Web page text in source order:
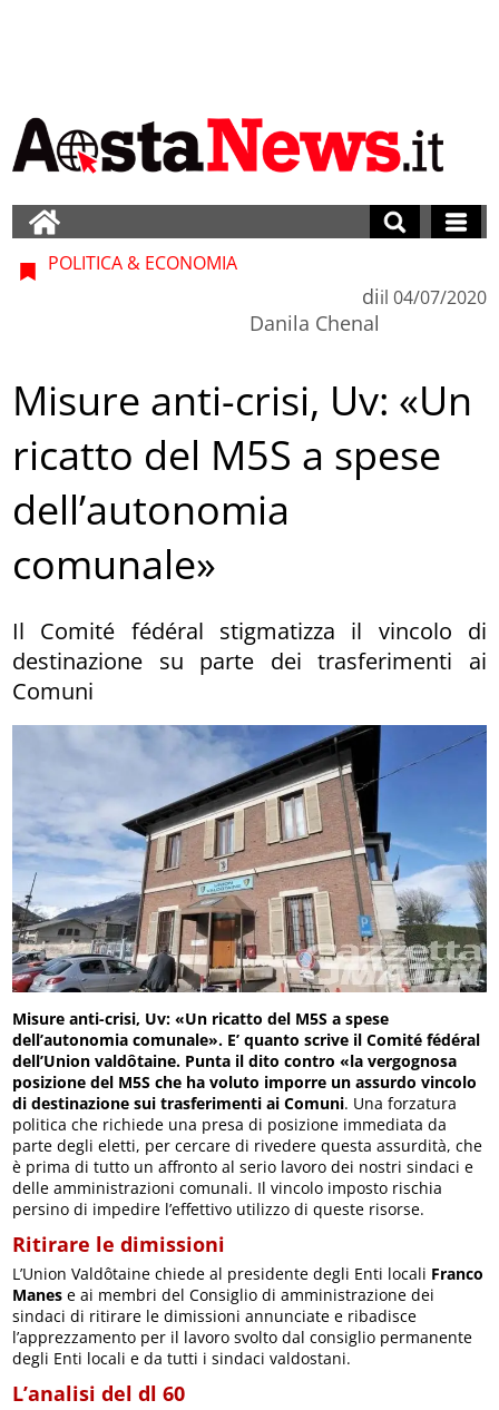
POLITICA & ECONOMIA
di
Danila Chenal
il 04/07/2020
Misure anti-crisi, Uv: «Un
ricatto del M5S a spese
dell’autonomia
comunale»
Il Comité fédéral stigmatizza il vincolo di
destinazione su parte dei trasferimenti ai
Comuni
Misure anti-crisi, Uv: «Un ricatto del M5S a spese
dell’autonomia comunale». E’ quanto scrive il Comité fédéral
dell’Union valdôtaine. Punta il dito contro «la vergognosa
posizione del M5S che ha voluto imporre un assurdo vincolo
di destinazione sui trasferimenti ai Comuni. Una forzatura
politica che richiede una presa di posizione immediata da
parte degli eletti, per cercare di rivedere questa assurdità, che
è prima di tutto un affronto al serio lavoro dei nostri sindaci e
delle amministrazioni comunali. Il vincolo imposto rischia
persino di impedire l’effettivo utilizzo di queste risorse.
Ritirare le dimissioni
L’Union Valdôtaine chiede al presidente degli Enti locali Franco
Manes e ai membri del Consiglio di amministrazione dei
sindaci di ritirare le dimissioni annunciate e ribadisce
l’apprezzamento per il lavoro svolto dal consiglio permanente
degli Enti locali e da tutti i sindaci valdostani.
L’analisi del dl 60